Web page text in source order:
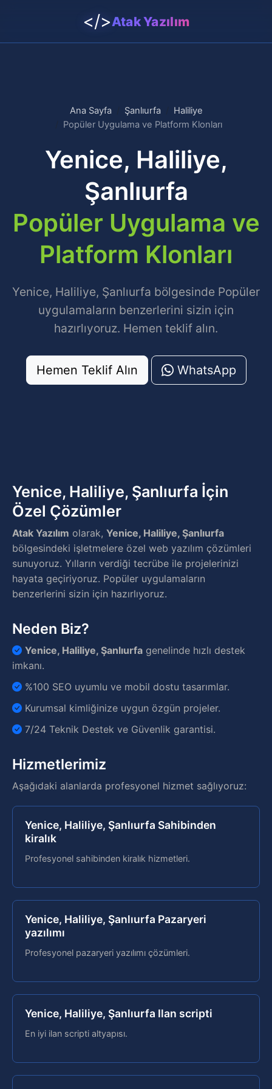
</>Atak Yazılım
Ana Sayfa Şanlıurfa
Haliliye
Popüler Uygulama ve Platform Klonları
Yenice, Haliliye,
Şanlıurfa
Popüler Uygulama ve
Platform Klonları
Yenice, Haliliye, Şanlıurfa bölgesinde Popüler
uygulamaların benzerlerini sizin için
hazırlıyoruz. Hemen teklif alın.
Hemen Teklif Alın WhatsApp
Yenice, Haliliye, Şanlıurfa İçin
Özel Çözümler
Atak Yazılım olarak, Yenice, Haliliye, Şanlıurfa
bölgesindeki işletmelere özel web yazılım çözümleri
sunuyoruz. Yılların verdiği tecrübe ile projelerinizi
hayata geçiriyoruz. Popüler uygulamaların
benzerlerini sizin için hazırlıyoruz.
Neden Biz?
Yenice, Haliliye, Şanlıurfa genelinde hızlı destek
imkanı.
%100 SEO uyumlu ve mobil dostu tasarımlar.
Kurumsal kimliğinize uygun özgün projeler.
7/24 Teknik Destek ve Güvenlik garantisi.
Hizmetlerimiz
Aşağıdaki alanlarda profesyonel hizmet sağlıyoruz:
Yenice, Haliliye, Şanlıurfa Sahibinden
kiralık
Profesyonel sahibinden kiralık hizmetleri.
Yenice, Haliliye, Şanlıurfa Pazaryeri
yazılımı
Profesyonel pazaryeri yazılımı çözümleri.
Yenice, Haliliye, Şanlıurfa Ilan scripti
En iyi ilan scripti altyapısı.